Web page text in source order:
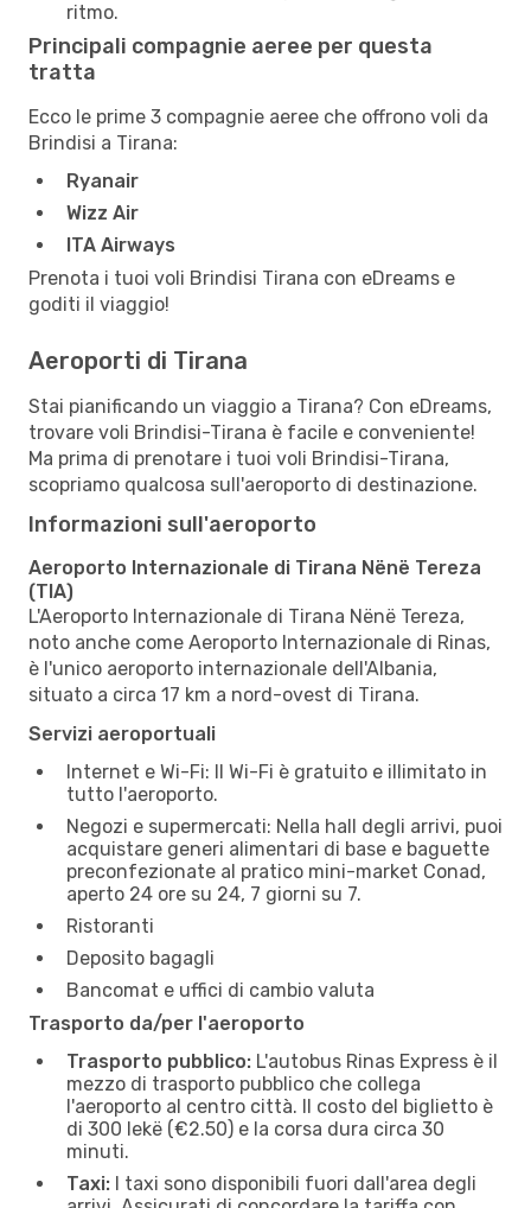
ritmo.
Principali compagnie aeree per questa
tratta
Ecco le prime 3 compagnie aeree che offrono voli da
Brindisi a Tirana:
Ryanair
Wizz Air
ITA Airways
Prenota i tuoi voli Brindisi Tirana con eDreams e
goditi il viaggio!
Aeroporti di Tirana
Stai pianificando un viaggio a Tirana? Con eDreams,
trovare voli Brindisi-Tirana è facile e conveniente!
Ma prima di prenotare i tuoi voli Brindisi-Tirana,
scopriamo qualcosa sull'aeroporto di destinazione.
Informazioni sull'aeroporto
Aeroporto Internazionale di Tirana Nënë Tereza
(TIA)
L'Aeroporto Internazionale di Tirana Nënë Tereza,
noto anche come Aeroporto Internazionale di Rinas,
è l'unico aeroporto internazionale dell'Albania,
situato a circa 17 km a nord-ovest di Tirana.
Servizi aeroportuali
Internet e Wi-Fi: Il Wi-Fi è gratuito e illimitato in
tutto l'aeroporto.
Negozi e supermercati: Nella hall degli arrivi, puoi
acquistare generi alimentari di base e baguette
preconfezionate al pratico mini-market Conad,
aperto 24 ore su 24, 7 giorni su 7.
Ristoranti
Deposito bagagli
Bancomat e uffici di cambio valuta
Trasporto da/per l'aeroporto
Trasporto pubblico: L'autobus Rinas Express è il
mezzo di trasporto pubblico che collega
l'aeroporto al centro città. Il costo del biglietto è
di 300 lekë (€2.50) e la corsa dura circa 30
minuti.
Taxi: I taxi sono disponibili fuori dall'area degli